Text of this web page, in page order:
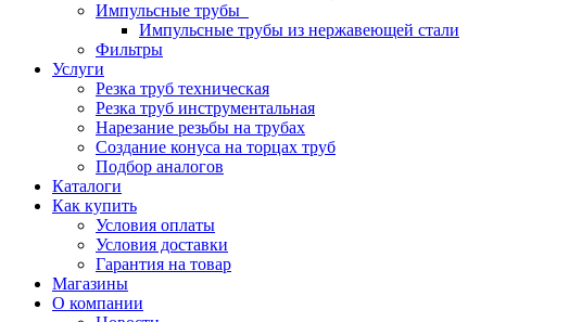
Импульсные трубы
Импульсные трубы из нержавеющей стали
Фильтры
Услуги
Резка труб техническая
Резка труб инструментальная
Нарезание резьбы на трубах
Создание конуса на торцах труб
Подбор аналогов
Каталоги
Как купить
Условия оплаты
Условия доставки
Гарантия на товар
Магазины
О компании